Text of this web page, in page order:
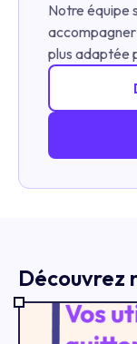
Notre équipe
plus adaptée
Découvrez